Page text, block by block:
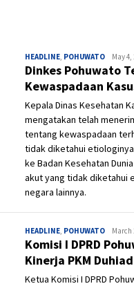
HEADLINE POHUWATO Ivan
May 4,
Dinkes Pohuwato
Kewaspadaan
Kepala Dinas Kesehatan
mengatakan telah
tentang kewaspadaan
tidak diketahui
ke Badan Kesehatan
akut yang tidak diketahui
negara lainnya.
HEADLINE POHUWATO Ivan
March
Komisi I DPRD
Kinerja PKM
Ketua Komisi I DPRD